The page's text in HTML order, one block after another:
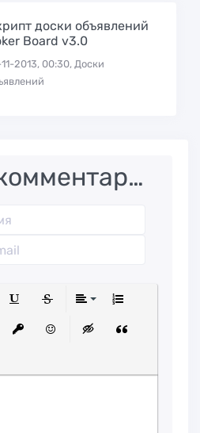
доски объявлений
Board v3.0
2013, 00:30, Доски
спойлера